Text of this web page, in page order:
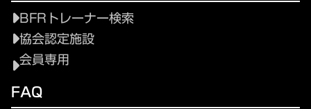
BFRトレーナー検索
協会認定施設
会員専用
FAQ